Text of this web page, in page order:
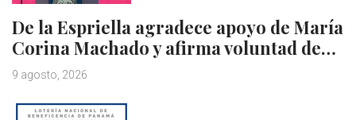
De la Espriella agradece apoyo de María
Corina Machado y afirma voluntad de…
9 agosto, 2026